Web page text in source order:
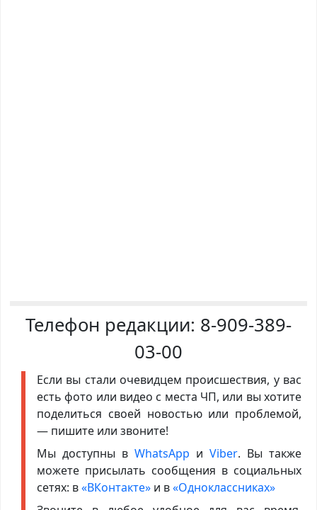
Телефон редакции: 8-909-389-
03-00
Если вы стали очевидцем происшествия, у вас
есть фото или видео с места ЧП, или вы хотите
поделиться своей новостью или проблемой,
— пишите или звоните!
Мы доступны в WhatsApp иViber. Вы также
можете присылать сообщения в социальных
сетях: в«ВКонтакте»и в«Одноклассниках»